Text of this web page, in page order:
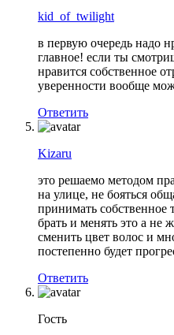
kid_of_twilight
в первую очередь надо
главное! если ты
нравится собственное
уверенности вообще
Ответить
Kizaru
это решаемо методом
на улице, не бояться
принимать собственное
брать и менять это а не
сменить цвет волос и
постепенно будет
Ответить
Гость